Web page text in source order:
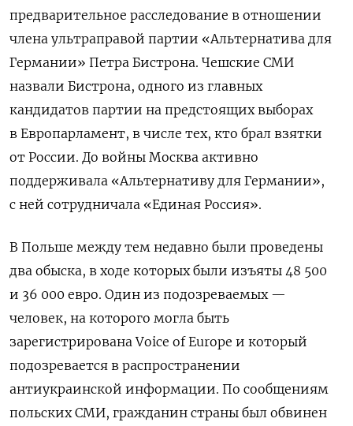
предварительное расследование в отношении
члена ультраправой партии «Альтернатива для
Германии» Петра Бистрона. Чешские СМИ
назвали Бистрона, одного из главных
кандидатов партии на предстоящих выборах
в Европарламент, в числе тех, кто брал взятки
от России. До войны Москва активно
поддерживала «Альтернативу для Германии»,
с ней сотрудничала «Единая Россия».
В Польше между тем недавно были проведены
два обыска, в ходе которых были изъяты 48 500
и 36 000 евро. Один из подозреваемых —
человек, на которого могла быть
зарегистрирована Voice of Europe и который
подозревается в распространении
антиукраинской информации. По сообщениям
польских СМИ, гражданин страны был обвинен